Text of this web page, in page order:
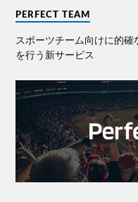
PERFECT TEAM
スポーツチーム向けに的
を⾏う新サービス